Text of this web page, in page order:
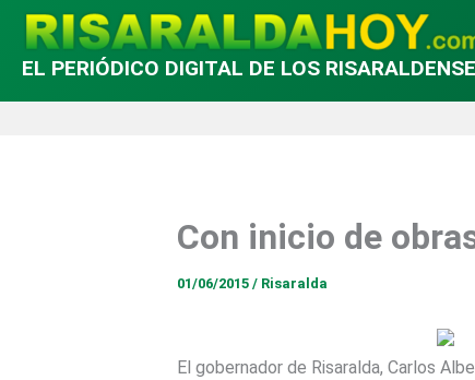
EL PERIÓDICO DIGITAL DE LOS
Con inicio de
01/06/2015 / Risaralda
El gobernador de Risaralda, Carlos